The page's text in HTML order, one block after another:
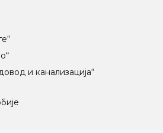
и канализација“